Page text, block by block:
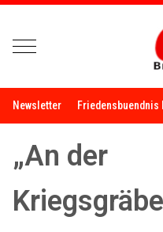
Mobile Menu Toggle
Newsletter Friedensbuendnis
„An der